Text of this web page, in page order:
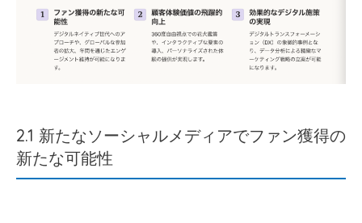
2.1 新たなソーシャルメディアでファン獲得の
新たな可能性